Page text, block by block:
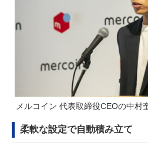
メルコイン 代表取締役CEOの中村
柔軟な設定で自動積み立て